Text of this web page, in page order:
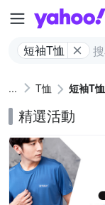
短袖T恤
T恤 短袖T恤
精選活動